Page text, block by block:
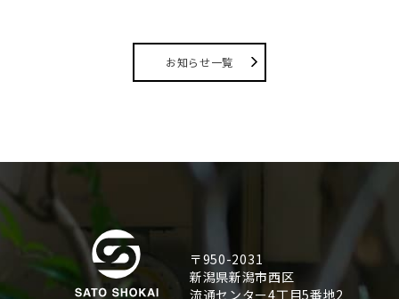
お知らせ一覧
〒950-2031
新潟県新潟市西区
流通センター4丁目5番地2